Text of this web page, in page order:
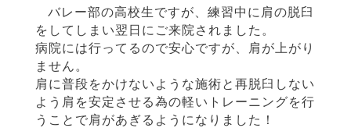
バレー部の高校生ですが、練習中に肩の脱臼
をしてしまい翌日にご来院されました。
病院には行ってるので安心ですが、肩が上がり
ません。
肩に普段をかけないような施術と再脱臼しない
よう肩を安定させる為の軽いトレーニングを行
うことで肩があぎるようになりました！